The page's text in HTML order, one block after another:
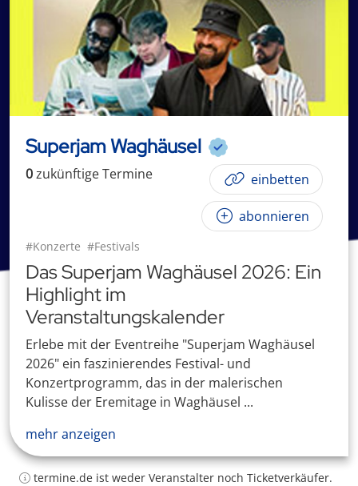
Superjam Waghäusel
0zukünftigeTermine einbetten
abonnieren
#Konzerte #Festivals
Das Superjam Waghäusel 2026: Ein
Highlight im
Veranstaltungskalender
Erlebe mit der Eventreihe "Superjam Waghäusel
2026" ein faszinierendes Festival- und
Konzertprogramm, das in der malerischen
Kulisse der Eremitage in Waghäusel ...
mehr anzeigen
termine.de ist weder Veranstalter noch Ticketverkäufer.